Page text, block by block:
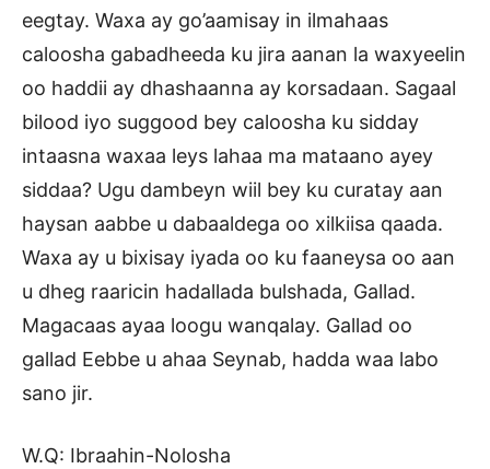
eegtay. Waxa ay go’aamisay in ilmahaas
caloosha gabadheeda ku jira aanan la waxyeelin
oo haddii ay dhashaanna ay korsadaan. Sagaal
bilood iyo suggood bey caloosha ku sidday
intaasna waxaa leys lahaa ma mataano ayey
siddaa? Ugu dambeyn wiil bey ku curatay aan
haysan aabbe u dabaaldega oo xilkiisa qaada.
Waxa ay u bixisay iyada oo ku faaneysa oo aan
u dheg raaricin hadallada bulshada, Gallad.
Magacaas ayaa loogu wanqalay. Gallad oo
gallad Eebbe u ahaa Seynab, hadda waa labo
sano jir.
W.Q: Ibraahin-Nolosha